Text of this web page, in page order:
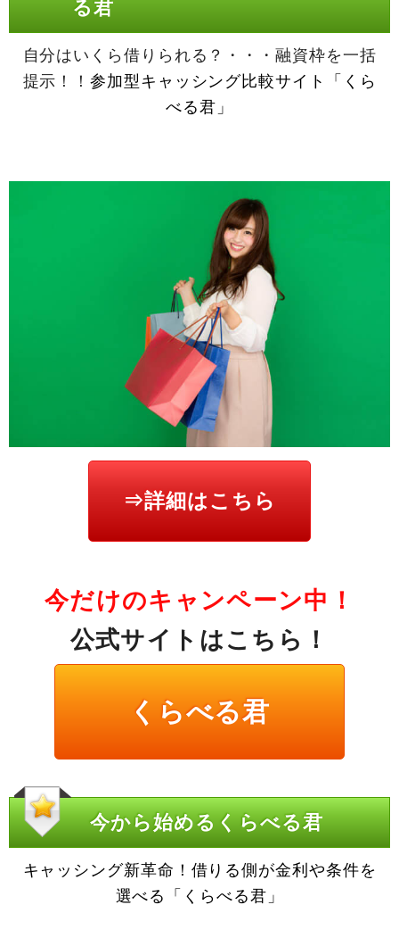
る君
自分はいくら借りられる？・・・融資枠を一括
提示！！参加型キャッシング比較サイト「くら
べる君」
⇒詳細はこちら
今だけのキャンペーン中！
公式サイトはこちら！
くらべる君
今から始めるくらべる君
キャッシング新革命！借りる側が金利や条件を
選べる「くらべる君」